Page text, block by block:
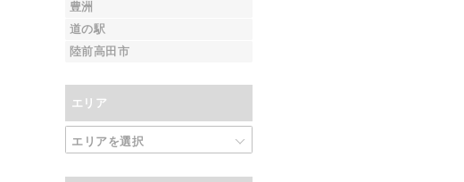
豊洲
道の駅
陸前高田市
エリア